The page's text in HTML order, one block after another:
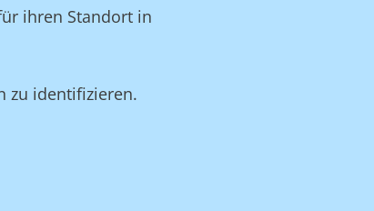
ihren Standort in
zu identifizieren.